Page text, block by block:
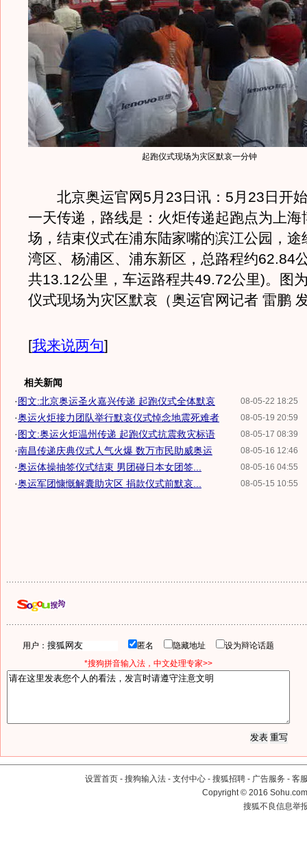
起跑仪式现场为灾区默哀一分钟
北京奥运官网5月23日讯：5月23日开
一天传递，路线是：火炬传递起跑点为上海
场，结束仪式在浦东陆家嘴的滨江公园，途
湾区、杨浦区、浦东新区，总路程约62.84
共13.12公里，车运路程共49.72公里)。图
仪式现场为灾区默哀（奥运官网记者 雷鹏
[我来说两句]
相关新闻
08-05-22 18:25
·图文:北京奥运圣火嘉兴传递 起跑仪式全体默哀
08-05-19 20:59
·奥运火炬接力团队举行默哀仪式悼念地震死难者
08-05-17 08:39
·图文:奥运火炬温州传递 起跑仪式抗震救灾标语
08-05-16 12:46
·南昌传递庆典仪式人气火爆 数万市民助威奥运
08-05-16 04:55
·奥运体操抽签仪式结束 男团碰日本女团签...
08-05-15 10:55
·奥运军团慷慨解囊助灾区 捐款仪式前默哀...
用户： 匿名 隐藏地址
设为辩论话题
*搜狗拼音输入法，中文处理专家>>
设置首页 - 搜狗输入法 - 支付中心 - 搜狐招聘 - 广告服务 - 客
Copyright©2016
搜狐不良信息举